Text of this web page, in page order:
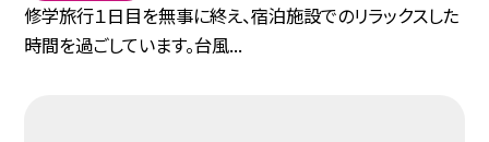
修学旅行１日目を無事に終え、宿泊施設でのリラックスした
時間を過ごしています。台風...